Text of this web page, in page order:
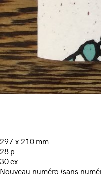
297 x 210 mm
28 p.
30 ex.
Nouveau numéro (sans